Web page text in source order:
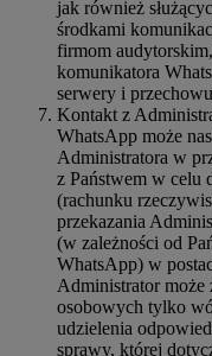
jak również
środkami
firmom
komunikatora
serwery i
Kontakt z
WhatsApp może
Administratora w
z Państwem w celu
(rachunku
przekazania
(w zależności od
WhatsApp) w
Administrator może
osobowych tylko
udzielenia
sprawy, której